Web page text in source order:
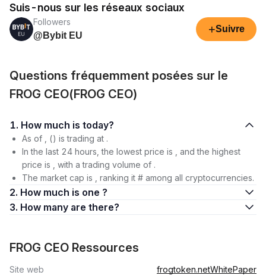
Suis-nous sur les réseaux sociaux
Followers
@Bybit EU
+Suivre
Questions fréquemment posées sur le
FROG CEO(FROG CEO)
1. How much is today?
As of , () is trading at .
In the last 24 hours, the lowest price is , and the highest
price is , with a trading volume of .
The market cap is , ranking it # among all cryptocurrencies.
2. How much is one ?
3. How many are there?
FROG CEO Ressources
Site web frogtoken.netWhitePaper